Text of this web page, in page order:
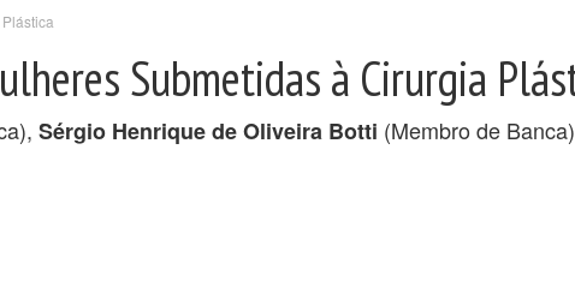
Submetidas à Cirurgia
Sérgio Henrique de Oliveira Botti (Membro de